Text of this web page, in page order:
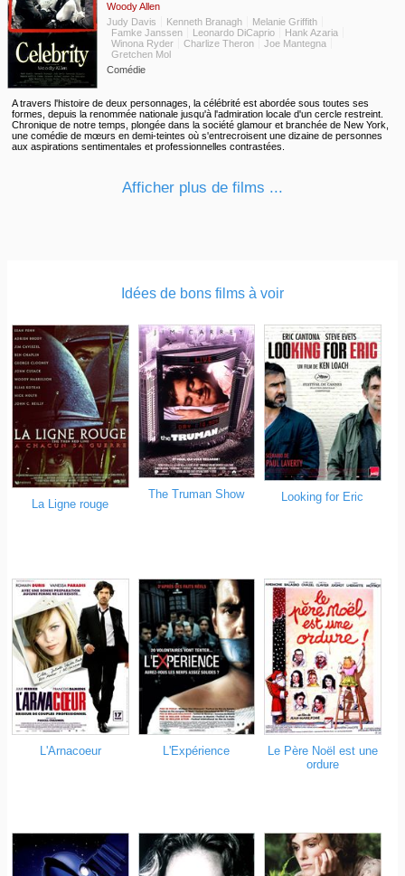
Woody Allen
Judy Davis
Kenneth Branagh
Melanie Griffith
Famke Janssen
Leonardo DiCaprio
Hank Azaria
Winona Ryder
Charlize Theron
Joe Mantegna
Gretchen Mol
Comédie
A travers l'histoire de deux personnages, la célébrité est abordée sous toutes ses
formes, depuis la renommée nationale jusqu'à l'admiration locale d'un cercle restreint.
Chronique de notre temps, plongée dans la société glamour et branchée de New York,
une comédie de mœurs en demi-teintes où s'entrecroisent une dizaine de personnes
aux aspirations sentimentales et professionnelles contrastées.
Afficher plus de films ...
Idées de bons films à voir
La Ligne rouge
The Truman Show Looking for Eric
L'Arnacoeur L'Expérience
Le Père Noël est une
ordure